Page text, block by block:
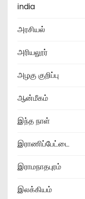
india
அரசியல்
அரியலூர்
அழகு குறிப்பு
ஆன்மீகம்
இந்த நாள்
இராணிப்பேட்டை
இராமநாதபுரம்
இலக்கியம்